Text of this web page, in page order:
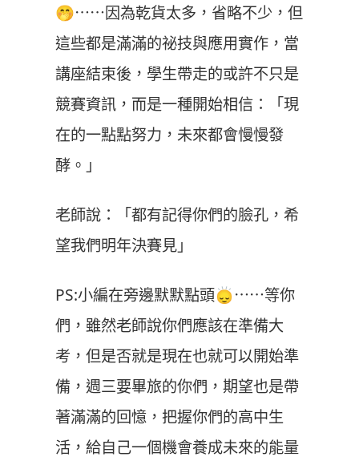
🤭⋯⋯因為乾貨太多，省略不少，但
這些都是滿滿的祕技與應用實作，當
講座結束後，學生帶走的或許不只是
競賽資訊，而是一種開始相信：「現
在的一點點努力，未來都會慢慢發
酵。」
老師說：「都有記得你們的臉孔，希
望我們明年決賽見」
PS:小編在旁邊默默點頭🙂‍↕️⋯⋯等你
們，雖然老師說你們應該在準備大
考，但是否就是現在也就可以開始準
備，週三要畢旅的你們，期望也是帶
著滿滿的回憶，把握你們的高中生
活，給自己一個機會養成未來的能量